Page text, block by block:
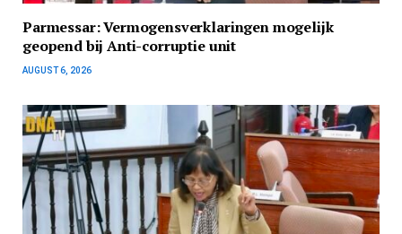
Parmessar: Vermogensverklaringen mogelijk
geopend bij Anti-corruptie unit
AUGUST 6, 2026